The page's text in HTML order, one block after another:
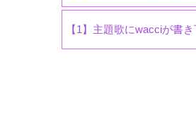
【1】主題歌にwacciが書